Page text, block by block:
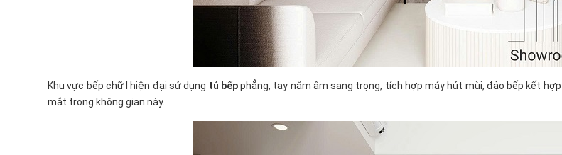
Khu vực bếp chữ I hiện đại sử dụng tủ bếpphẳng, tay nắm âm sang trọng, tích hợp máy hút mùi, đảo bếp kết
mắt trong không gian này.